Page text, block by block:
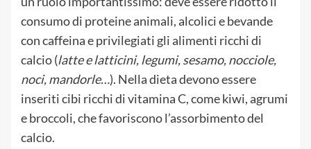
consumo di proteine animali, alcolici e bevande
con caffeina e privilegiati gli alimenti ricchi di
calcio (latte e latticini, legumi, sesamo, nocciole,
noci, mandorle…). Nella dieta devono essere
inseriti cibi ricchi di vitamina C, come kiwi, agrumi
e broccoli, che favoriscono l’assorbimento del
calcio.